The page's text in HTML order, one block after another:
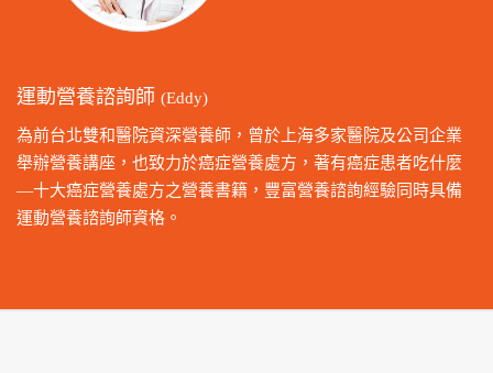
運動營養諮詢師 (Eddy)
為前台北雙和醫院資深營養師，曾於上海多家醫院及公司企業
舉辦營養講座，也致力於癌症營養處方，著有癌症患者吃什麼
—十大癌症營養處方之營養書籍，豐富營養諮詢經驗同時具備
運動營養諮詢師資格。